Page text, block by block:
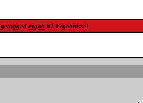
getaggedergab 61 Ergebnisse!